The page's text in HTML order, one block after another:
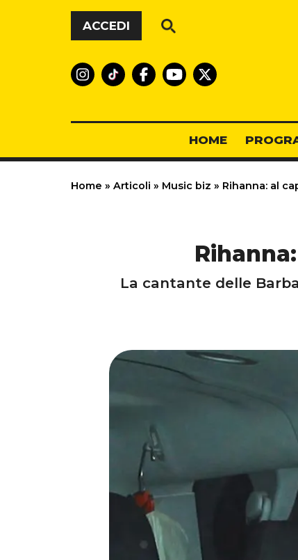
Vai al contenuto
ACCEDI
HOME
Home » Articoli » Music biz » Rihanna: al
La cantante delle